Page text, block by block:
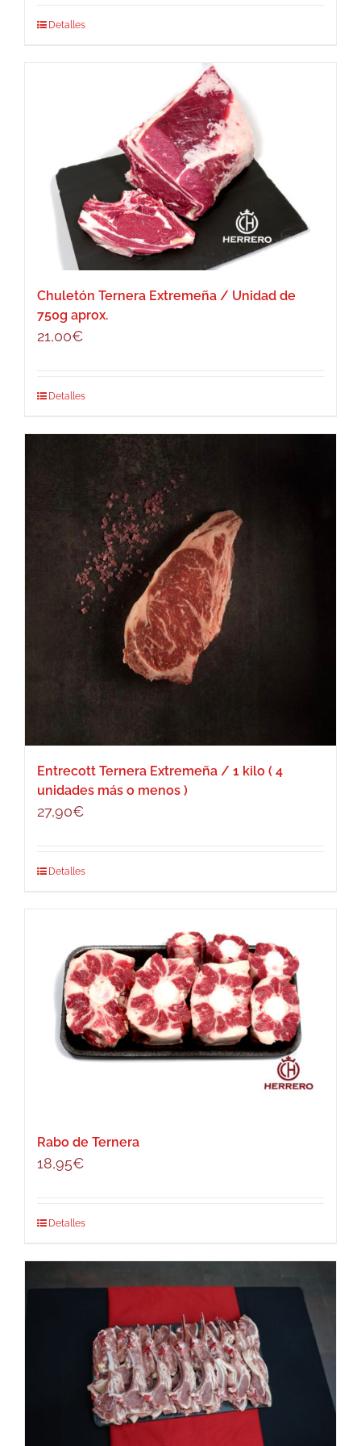
Detalles
Chuletón Ternera Extremeña / Unidad de
750g aprox.
21,00€
Detalles
Entrecott Ternera Extremeña / 1 kilo ( 4
unidades más o menos )
27,90€
Detalles
Rabo de Ternera
18,95€
Detalles